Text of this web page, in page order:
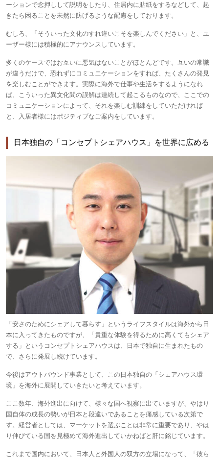
ーションで念押しして説明をしたり、住居内に貼紙をするなどして、起
きたら困ることを未然に防げるような配慮をしております。
むしろ、「そういった文化のすれ違いこそを楽しんでください」と、ユ
ーザー様には積極的にアナウンスしています。
多くのケースではお互いに悪気はないことがほとんどです。互いの常識
が違うだけで、恐れずにコミュニケーションをすれば、たくさんの発見
を楽しむことができます。実際に海外で仕事や生活をするようになれ
ば、こういった異文化間の誤解は連続して起こるものなので、ここでの
コミュニケーションによって、それを楽しむ訓練をしていただければ
と、入居者様にはポジティブなご案内をしています。
日本独自の「コンセプトシェアハウス」を世界に広める
「安さのためにシェアして暮らす」というライフスタイルは海外から日
本に入ってきたものですが、「貴重な体験を得るために高くてもシェア
する」というコンセプトシェアハウスは、日本で独自に生まれたもの
で、さらに発展し続けています。
今後はアウトバウンド事業として、この日本独自の「シェアハウス環
境」を海外に展開していきたいと考えています。
ここ数年、海外進出に向けて、様々な国へ視察に出ていますが、やはり
国自体の成長の勢いが日本と段違いであることを痛感している次第で
す。経営者としては、マーケットを選ぶことは非常に重要であり、やは
り伸びている国を見極めて海外進出していかねばと肝に銘じています。
これまで国内において、日本人と外国人の双方の立場になって、「彼ら